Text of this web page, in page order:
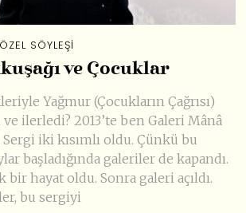
ÖZEL SÖYLEŞI
ve Çocuklar
Yağmur (Çocukların Çağrısı)
ilerledi? 2013’te ben Galeri Mânâ
Sergi iki kısımlı oldu. Çünkü bu
başladığında galeriler de kapandı.
bir hayat oldu. Sonra galeri açıldı.
bu sergiyi